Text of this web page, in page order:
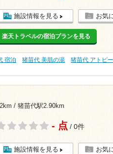
施設情報を見る お気
楽天トラベルの宿泊プランを見る
宿泊 猪苗代 美肌の湯 猪苗代 アトピー
/ 猪苗代駅2.90km
- 点 / 0件
施設情報を見る お気